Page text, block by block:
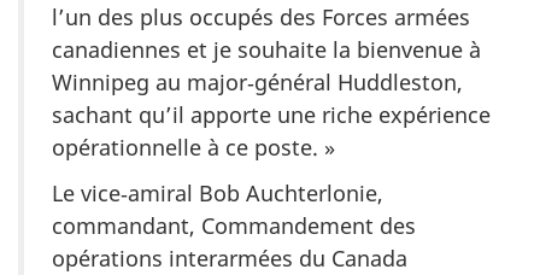
l’un des plus occupés des Forces armées
canadiennes et je souhaite la bienvenue à
Winnipeg au major‑général Huddleston,
sachant qu’il apporte une riche expérience
opérationnelle à ce poste. »
Le vice‑amiral Bob Auchterlonie,
commandant, Commandement des
opérations interarmées du Canada